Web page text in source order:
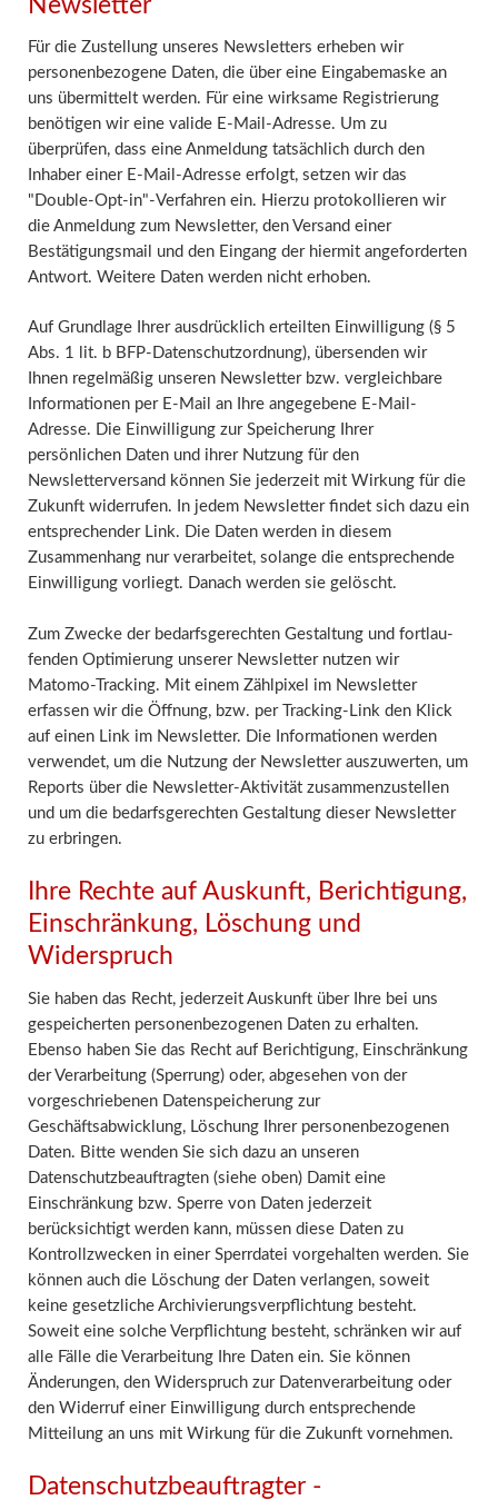
Newsletter
Für die Zustellung unseres Newsletters erheben wir
personenbezogene Daten, die über eine Eingabemaske an
uns übermittelt werden. Für eine wirksame Registrierung
benötigen wir eine valide E-Mail-Adresse. Um zu
überprüfen, dass eine Anmeldung tatsächlich durch den
Inhaber einer E-Mail-Adresse erfolgt, setzen wir das
"Double-Opt-in"-Verfahren ein. Hierzu protokollieren wir
die Anmeldung zum Newsletter, den Versand einer
Bestätigungsmail und den Eingang der hiermit angeforderten
Antwort. Weitere Daten werden nicht erhoben.
Auf Grundlage Ihrer ausdrücklich erteilten Einwilligung (§ 5
Abs. 1 lit. b BFP-Datenschutzordnung), übersenden wir
Ihnen regelmäßig unseren Newsletter bzw. vergleichbare
Informationen per E-Mail an Ihre angegebene E-Mail-
Adresse. Die Einwilligung zur Speicherung Ihrer
persönlichen Daten und ihrer Nutzung für den
Newsletterversand können Sie jederzeit mit Wirkung für die
Zukunft widerrufen. In jedem Newsletter findet sich dazu ein
entsprechender Link. Die Daten werden in diesem
Zusammenhang nur verarbeitet, solange die entsprechende
Einwilligung vorliegt. Danach werden sie gelöscht.
Zum Zwecke der bedarfs­ge­rechten Gestaltung und fortlau­
fenden Optimierung unserer Newsletter nutzen wir
Matomo-Tracking. Mit einem Zählpixel im Newsletter
erfassen wir die Öffnung, bzw. per Tracking-Link den Klick
auf einen Link im Newsletter. Die Informa­tionen werden
verwendet, um die Nutzung der Newsletter auszuwerten, um
Reports über die Newsletter-Aktivität zusammen­zu­stellen
und um die bedarfs­ge­rechten Gestaltung dieser Newsletter
zu erbringen.
Ihre Rechte auf Auskunft, Berichtigung,
Einschränkung, Löschung und
Widerspruch
Sie haben das Recht, jederzeit Auskunft über Ihre bei uns
gespeicherten personenbezogenen Daten zu erhalten.
Ebenso haben Sie das Recht auf Berichtigung, Einschränkung
der Verarbeitung (Sperrung) oder, abgesehen von der
vorgeschriebenen Datenspeicherung zur
Geschäftsabwicklung, Löschung Ihrer personenbezogenen
Daten. Bitte wenden Sie sich dazu an unseren
Datenschutzbeauftragten (siehe oben) Damit eine
Einschränkung bzw. Sperre von Daten jederzeit
berücksichtigt werden kann, müssen diese Daten zu
Kontrollzwecken in einer Sperrdatei vorgehalten werden. Sie
können auch die Löschung der Daten verlangen, soweit
keine gesetzliche Archivierungsverpflichtung besteht.
Soweit eine solche Verpflichtung besteht, schränken wir auf
alle Fälle die Verarbeitung Ihre Daten ein. Sie können
Änderungen, den Widerspruch zur Datenverarbeitung oder
den Widerruf einer Einwilligung durch entsprechende
Mitteilung an uns mit Wirkung für die Zukunft vornehmen.
Datenschutzbeauftragter -